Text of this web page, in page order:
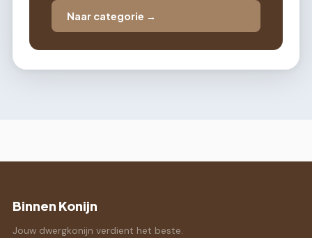
Naar categorie →
Binnen Konijn
Jouw dwergkonijn verdient het beste.